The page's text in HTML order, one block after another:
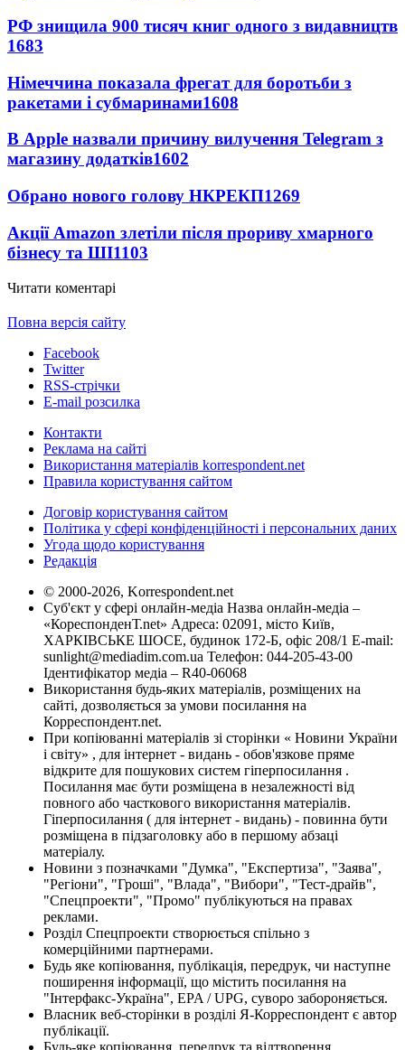
РФ знищила 900 тисяч книг одного з видавництв
1683
Німеччина показала фрегат для боротьби з
ракетами і субмаринами1608
В Apple назвали причину вилучення Telegram з
магазину додатків1602
Обрано нового голову НКРЕКП1269
Акції Amazon злетіли після прориву хмарного
бізнесу та ШІ1103
Читати коментарі
Повна версія сайту
Facebook
Twitter
RSS-стрічки
E-mail розсилка
Контакти
Реклама на сайті
Використання матеріалів korrespondent.net
Правила користування сайтом
Договір користування сайтом
Політика у сфері конфіденційності і персональних даних
Угода щодо користування
Редакція
© 2000-2026, Korrespondent.net
Суб'єкт у сфері онлайн-медіа Назва онлайн-медіа –
«КореспонденТ.net» Адреса: 02091, місто Київ,
ХАРКІВСЬКЕ ШОСЕ, будинок 172-Б, офіс 208/1 E-mail:
sunlight@mediadim.com.ua Телефон: 044-205-43-00
Ідентифікатор медіа – R40-06068
Використання будь-яких матеріалів, розміщених на
сайті, дозволяється за умови посилання на
Корреспондент.net.
При копіюванні матеріалів зі сторінки « Новини України
і світу» , для інтернет - видань - обов'язкове пряме
відкрите для пошукових систем гіперпосилання .
Посилання має бути розміщена в незалежності від
повного або часткового використання матеріалів.
Гіперпосилання ( для інтернет - видань) - повинна бути
розміщена в підзаголовку або в першому абзаці
матеріалу.
Новини з позначками "Думка", "Експертиза", "Заява",
"Регіони", "Гроші", "Влада", "Вибори", "Тест-драйв",
"Спецпроекти", "Промо" публікуються на правах
реклами.
Розділ Спецпроекти створюється спільно з
комерційними партнерами.
Будь яке копіювання, публікація, передрук, чи наступне
поширення інформації, що містить посилання на
"Інтерфакс-Україна", EPA / UPG, суворо забороняється.
Власник веб-сторінки в розділі Я-Корреспондент є автор
публікації.
Будь-яке копіювання, передрук та відтворення